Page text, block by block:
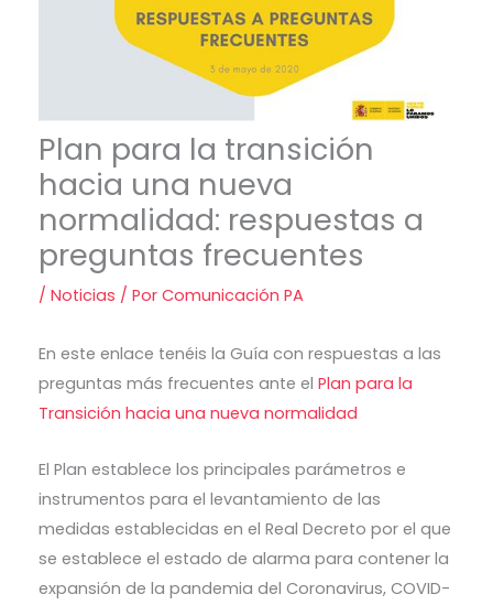
Plan para la transición
hacia una nueva
normalidad: respuestas a
preguntas frecuentes
/ Noticias / Por Comunicación PA
En este enlace tenéis la Guía con respuestas a las
preguntas más frecuentes ante el Plan para la
Transición hacia una nueva normalidad
El Plan establece los principales parámetros e
instrumentos para el levantamiento de las
medidas establecidas en el Real Decreto por el que
se establece el estado de alarma para contener la
expansión de la pandemia del Coronavirus, COVID-